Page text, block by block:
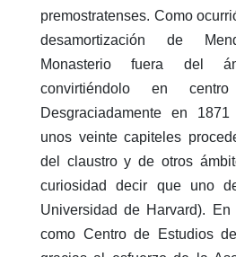
premostratenses. Como
desamortización de
Monasterio fuera del
convirtiéndolo en
Desgraciadamente en
unos veinte capiteles
del claustro y de otros
curiosidad decir que uno
Universidad de Harvard).
como Centro de Estudios